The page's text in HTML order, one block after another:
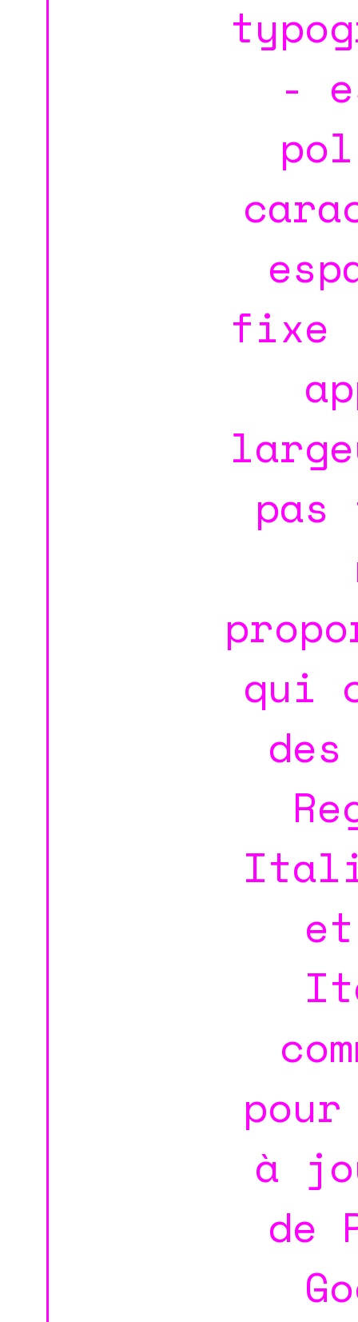
-
fixe
qui
à
de